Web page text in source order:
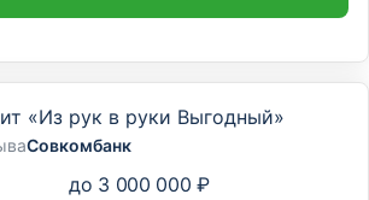
«Из рук в руки Выгодный»
Совкомбанк
до 3 000 000 ₽